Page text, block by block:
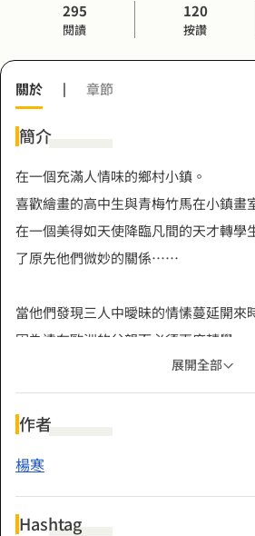
295
閱讀
120
按讚
關於 | 章節
簡介
在一個充滿人情味的鄉村小鎮。
喜歡繪畫的高中生與青梅竹馬在小鎮畫
在一個美得如天使降臨凡間的天才轉學
了原先他們微妙的關係……
當他們發現三人中曖昧的情愫蔓延開來
因為遠在歐洲的父親而必須再度轉學……
「快要下雨了呢！如果有人正在哭泣，
是她的錯。」
展開全部
作者
楊寒
Hashtag